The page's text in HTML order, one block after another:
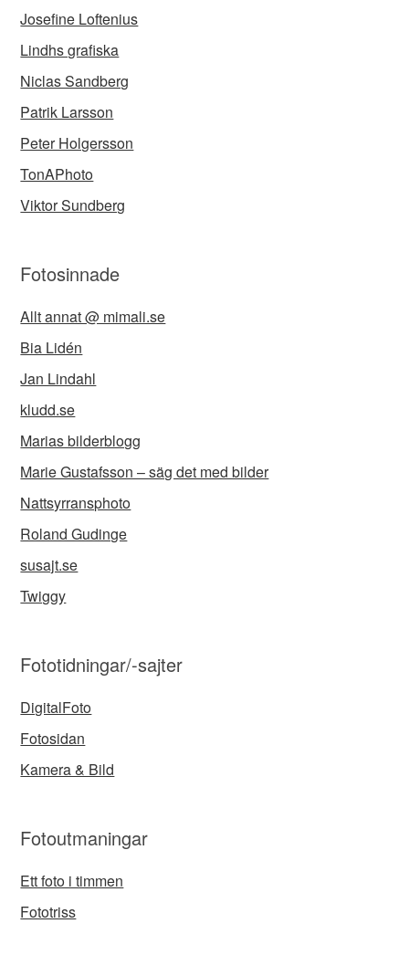
Josefine Loftenius
Lindhs grafiska
Niclas Sandberg
Patrik Larsson
Peter Holgersson
TonAPhoto
Viktor Sundberg
Fotosinnade
Allt annat @ mimali.se
Bia Lidén
Jan Lindahl
kludd.se
Marias bilderblogg
Marie Gustafsson – säg det med bilder
Nattsyrransphoto
Roland Gudinge
susajt.se
Twiggy
Fototidningar/-sajter
DigitalFoto
Fotosidan
Kamera & Bild
Fotoutmaningar
Ett foto i timmen
Fototriss